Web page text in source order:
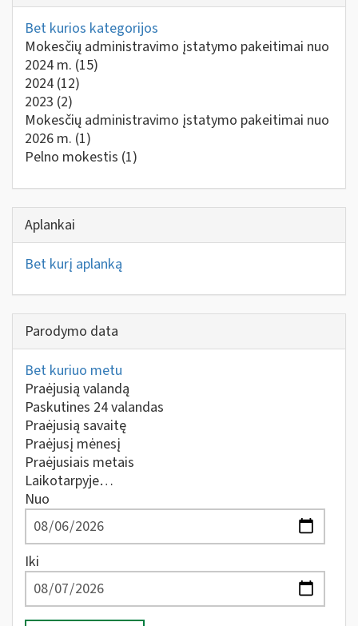
Bet kurios kategorijos
Mokesčių administravimo įstatymo pakeitimai nuo
2024 m. (15)
2024 (12)
2023 (2)
Mokesčių administravimo įstatymo pakeitimai nuo
2026 m. (1)
Pelno mokestis (1)
Aplankai
Bet kurį aplanką
Parodymo data
Bet kuriuo metu
Praėjusią valandą
Paskutines 24 valandas
Praėjusią savaitę
Praėjusį mėnesį
Praėjusiais metais
Laikotarpyje…
Nuo
Iki